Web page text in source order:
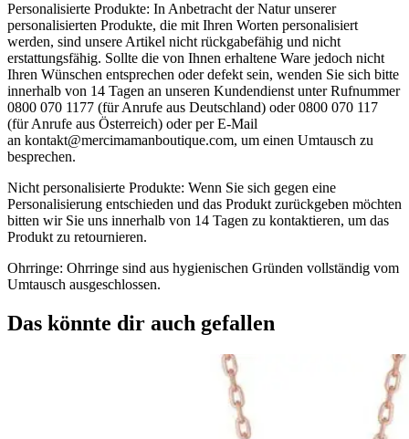
Personalisierte Produkte: In Anbetracht der Natur unserer
personalisierten Produkte, die mit Ihren Worten personalisiert
werden, sind unsere Artikel nicht rückgabefähig und nicht
erstattungsfähig. Sollte die von Ihnen erhaltene Ware jedoch nicht
Ihren Wünschen entsprechen oder defekt sein, wenden Sie sich bitte
innerhalb von 14 Tagen an unseren Kundendienst unter Rufnummer
0800 070 1177 (für Anrufe aus Deutschland) oder 0800 070 117
(für Anrufe aus Österreich) oder per E-Mail
an kontakt@mercimamanboutique.com, um einen Umtausch zu
besprechen.
Nicht personalisierte Produkte: Wenn Sie sich gegen eine
Personalisierung entschieden und das Produkt zurückgeben möchten
bitten wir Sie uns innerhalb von 14 Tagen zu kontaktieren, um das
Produkt zu retournieren.
Ohrringe: Ohrringe sind aus hygienischen Gründen vollständig vom
Umtausch ausgeschlossen.
Das könnte dir auch gefallen